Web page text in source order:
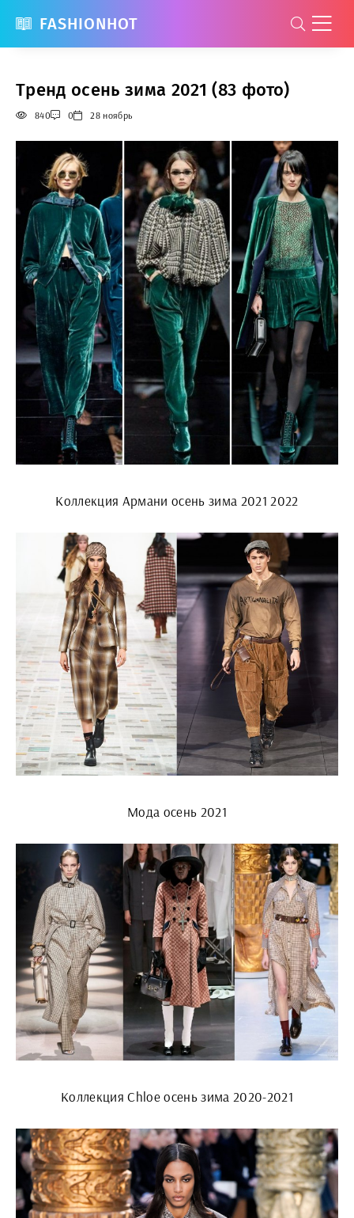
FASHIONHOT
Тренд осень зима 2021 (83 фото)
840 0 28 ноябрь
Коллекция Армани осень зима 2021 2022
Мода осень 2021
Коллекция Chloe осень зима 2020-2021